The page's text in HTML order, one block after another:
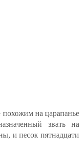
похожим на царапанье
звать на
и песок пятнадцати